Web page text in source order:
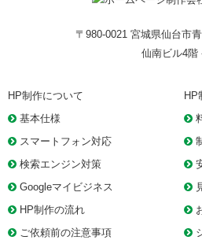
〒980-0021 宮城県仙台市
仙南ビル4階
HP制作について
基本仕様
スマートフォン対応
検索エンジン対策
Googleマイビジネス
HP制作の流れ
ご依頼前の注意事項
HP